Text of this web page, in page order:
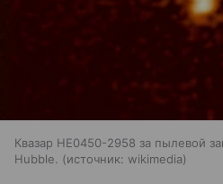
Квазар HE0450-2958 за пылевой
Hubble.
источник: wikimedia